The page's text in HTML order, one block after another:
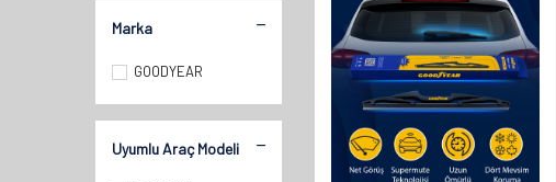
Marka
GOODYEAR
Uyumlu Araç Modeli